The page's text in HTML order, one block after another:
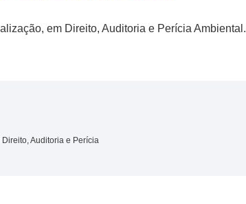
em Direito, Auditoria e Perícia Ambiental.
Auditoria e Perícia